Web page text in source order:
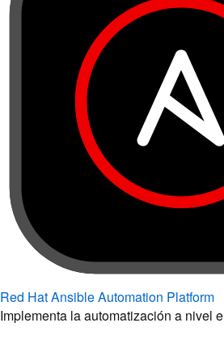
Red Hat Ansible Automation Platform
Implementa la automatización a nivel